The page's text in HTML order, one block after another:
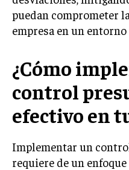
COMERCIO
EXPANSIÓN GLOBAL
ALIANZAS
TECNOLOGIA
SOSTENIBILIDAD Y
TRANSFORMACIÓN
puedan comprometer
empresa en un
¿Cómo
control
efectivo en
Implementar un
requiere de un